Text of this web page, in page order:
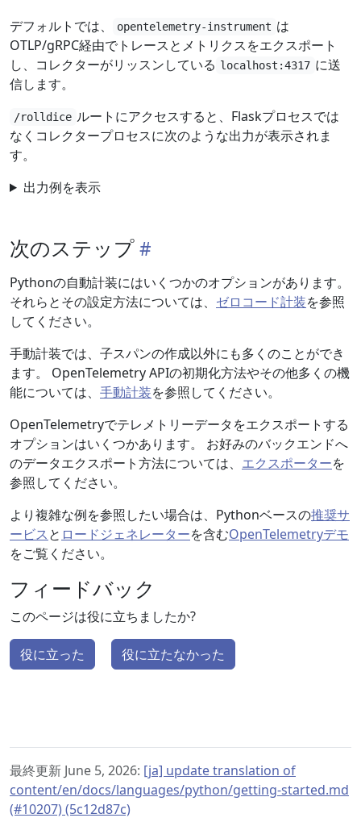
デフォルトでは、 opentelemetry-instrument は
OTLP/gRPC経由でトレースとメトリクスをエクスポート
し、コレクターがリッスンしている localhost:4317 に送
信します。
/rolldice ルートにアクセスすると、Flaskプロセスでは
なくコレクタープロセスに次のような出力が表示されま
す。
出力例を表示
次のステップ
Pythonの自動計装にはいくつかのオプションがあります。
それらとその設定方法については、 ゼロコード計装を参照
してください。
手動計装では、子スパンの作成以外にも多くのことができ
ます。 OpenTelemetry APIの初期化方法やその他多くの機
能については、 手動計装を参照してください。
OpenTelemetryでテレメトリーデータをエクスポートする
オプションはいくつかあります。 お好みのバックエンドへ
のデータエクスポート方法については、 エクスポーターを
参照してください。
より複雑な例を参照したい場合は、Pythonベースの推奨サ
ービスと ロードジェネレーターを含むOpenTelemetryデモ
をご覧ください。
フィードバック
このページは役に立ちましたか?
役に立った 役に立たなかった
最終更新 June 5, 2026: [ja] update translation of
content/en/docs/languages/python/getting-started.md
(#10207) (5c12d87c)